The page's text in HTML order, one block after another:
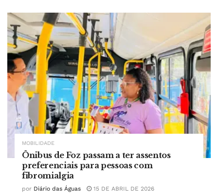
MOBILIDADE
Ônibus de Foz passam a ter assentos
preferenciais para pessoas com
fibromialgia
por Diário das Águas 15 DE ABRIL DE 2026